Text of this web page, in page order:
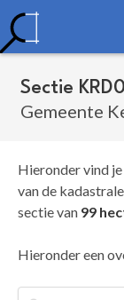
Sectie
Gemeente
Hieronder vind
van de
sectie van 99
Hieronder een